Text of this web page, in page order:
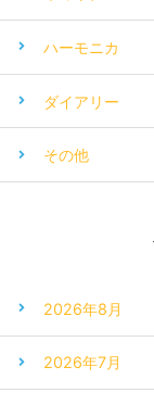
ハーモニカ
ダイアリー
その他
2026年8月
2026年7月